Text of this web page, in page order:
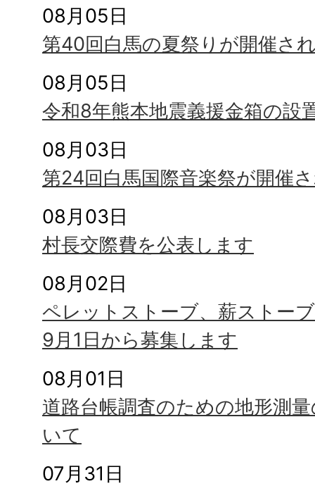
08月05日
第40回白馬の夏祭りが開催さ
08月05日
令和8年熊本地震義援金箱の設
08月03日
第24回白馬国際音楽祭が開催
08月03日
村長交際費を公表します
08月02日
ペレットストーブ、薪ストー
9月1日から募集します
08月01日
道路台帳調査のための地形測
いて
07月31日